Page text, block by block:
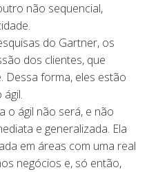
não sequencial,
do Gartner, os
dos clientes, que
Dessa forma, eles estão
o ágil não será, e não
e generalizada. Ela
em áreas com uma real
negócios e, só então,